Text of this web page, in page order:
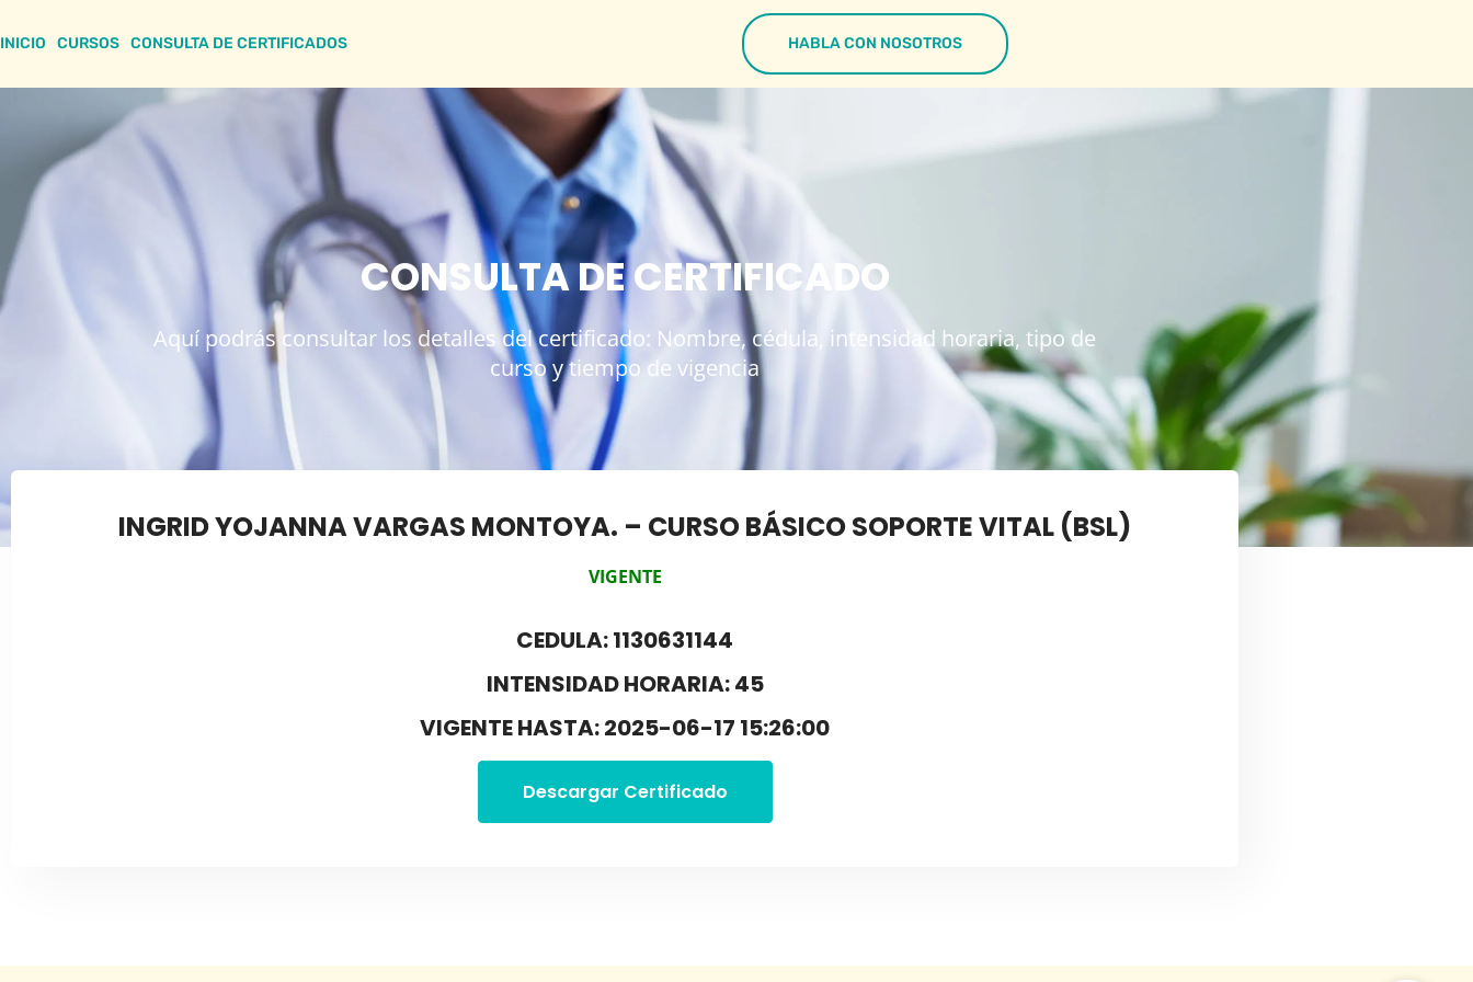
INICIO CURSOS CONSULTA DE CERTIFICADOS HABLA CON NOSOTROS
CONSULTA DE CERTIFICADO
Aquí podrás consultar los detalles del certificado: Nombre, cédula, intensidad horaria, tipo de
curso y tiempo de vigencia
INGRID YOJANNA VARGAS MONTOYA. – CURSO BÁSICO SOPORTE VITAL (BSL)
VIGENTE
CEDULA: 1130631144
INTENSIDAD HORARIA: 45
VIGENTE HASTA: 2025-06-17 15:26:00
Descargar Certificado